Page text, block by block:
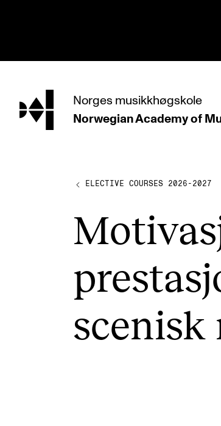
hjem Norges musikkhøgskole
Norwegian Academy of
PROGRAMMES
Undergraduate Programmes
Doctoral Studies
INTERNATIONAL
ELECTIVE COURSES 2026-2027